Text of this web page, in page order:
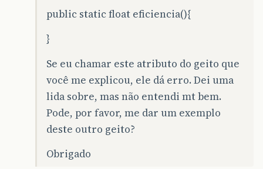
public static float eficiencia(){
}
Se eu chamar este atributo do geito que
você me explicou, ele dá erro. Dei uma
lida sobre, mas não entendi mt bem.
Pode, por favor, me dar um exemplo
deste outro geito?
Obrigado